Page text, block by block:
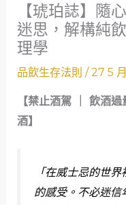
【琥珀誌】隨
迷思，解構純
理學
品飲生存法則 /27 5
【禁止酒駕 ｜ 飲酒
酒】
「在威士忌的世
的感受。不必迷信